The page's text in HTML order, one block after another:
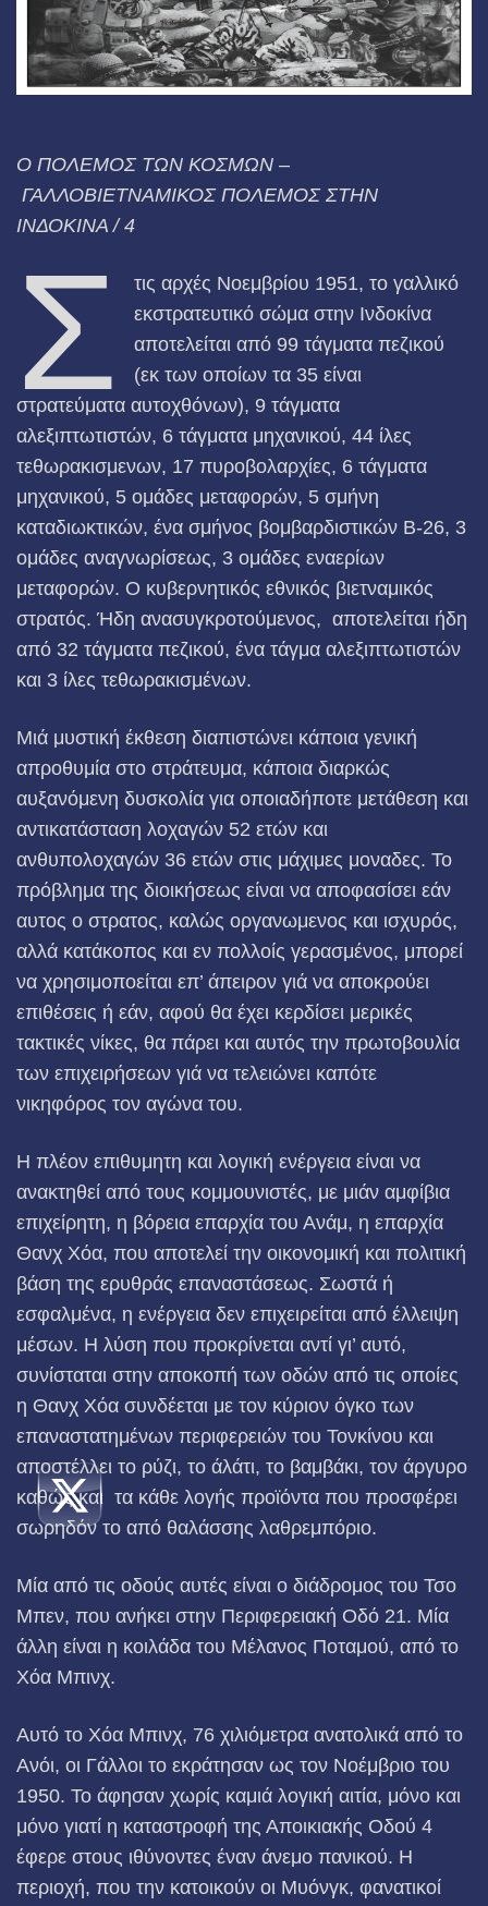
Ο ΠΟΛΕΜΟΣ ΤΩΝ ΚΟΣΜΩΝ –
ΓΑΛΛΟΒΙΕΤΝΑΜΙΚΟΣ ΠΟΛΕΜΟΣ ΣΤΗΝ
ΙΝΔΟΚΙΝΑ / 4
Σ
τις αρχές Νοεμβρίου 1951, το γαλλικό
εκστρατευτικό σώμα στην Ινδοκίνα
αποτελείται από 99 τάγματα πεζικού
(εκ των οποίων τα 35 είναι
στρατεύματα αυτοχθόνων), 9 τάγματα
αλεξιπτωτιστών, 6 τάγματα μηχανικού, 44 ίλες
τεθωρακισμενων, 17 πυροβολαρχίες, 6 τάγματα
μηχανικού, 5 ομάδες μετα­φορών, 5 σμήνη
καταδιωκτικών, ένα σμήνος βομβαρδιστι­κών Β-26, 3
ομάδες αναγνωρίσεως, 3 ομάδες εναερίων
μεταφορών. Ο κυβερνητικός εθνικός βιετναμικός
στρατός. Ήδη ανασυγκροτούμενος, αποτελείται ήδη
από 32 τάγματα πεζικού, ένα τάγμα αλεξιπτωτιστών
και 3 ίλες τεθωρακισμένων.
Μιά μυστική έκθεση διαπιστώνει κάποια γενική
απροθυμία στο στράτευμα, κάποια διαρκώς
αυξανόμενη δυσκολία για οποιαδήποτε μετάθεση και
αντικατάσταση λοχαγών 52 ετών και
ανθυπολοχαγών 36 ετών στις μάχιμες μονα­δες. Το
πρόβλημα της διοικήσεως είναι να αποφασίσει εάν
αυτος ο στρατος, καλώς οργανωμενος και ισχυρός,
αλλά κατάκοπος και εν πολλοίς γερασμένος, μπορεί
να χρησιμοποείται επ’ άπειρον γιά να αποκρούει
επιθέσεις ή εάν, αφού θα έχει κερδίσει με­ρικές
τακτικές νίκες, θα πάρει και αυτός την πρωτοβουλία
των επιχειρήσεων γιά να τελειώνει καπότε
νικηφόρος τον αγώνα του.
Η πλέον επιθυμητη και λογική ενέργεια είναι να
ανακτηθεί από τους κομμουνιστές, με μιάν αμφίβια
επιχείρητη, η βόρεια επαρχία του Ανάμ, η επαρχία
Θανχ Χόα, που αποτελεί την οικονο­μική και πολιτική
βάση της ερυθράς επαναστάσεως. Σωστά ή
εσφαλμένα, η ενέργεια δεν επιχειρείται από έλλειψη
μέσων. Η λύση που προκρίνεται αντί γι’ αυτό,
συνίσταται στην αποκοπή των οδών από τις οποίες
η Θανχ Χόα συνδέεται με τον κύριον όγκο των
επαναστατημένων περιφερειών του Τονκίνου και
αποστέλλει το ρύζι, το άλάτι, το βαμβάκι, τον άργυρο
καθώς και τα κάθε λογής προϊόντα που προσφέρει
σωρηδόν το από θαλάσσης λαθρεμπόριο.
Μία από τις οδούς αυτές είναι ο διάδρομος του Τσο
Mπεν, που ανήκει στην Περιφερειακή Οδό 21. Μία
άλλη είναι η κοιλάδα του Μέλανος Ποταμού, από το
Χόα Μπινχ.
Αυτό το Χόα Μπινχ, 76 χιλιόμετρα ανατολικά από το
Ανόι, οι Γάλλοι το εκράτησαν ως τον Νοέμβριο του
1950. Το άφησαν χωρίς καμιά λογική αιτία, μόνο και
μόνο γιατί η καταστροφή της Αποικιακής Οδού 4
έφερε στους ιθύνοντες έναν άνεμο πανικού. Η
περιοχή, που την κατοικούν οι Μυόνγκ, φανατικοί